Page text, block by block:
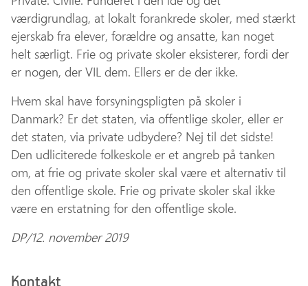
værdigrundlag, at lokalt forankrede skoler, med stærkt
ejerskab fra elever, forældre og ansatte, kan noget
helt særligt. Frie og private skoler eksisterer, fordi der
er nogen, der VIL dem. Ellers er de der ikke.
Hvem skal have forsyningspligten på skoler i
Danmark? Er det staten, via offentlige skoler, eller er
det staten, via private udbydere? Nej til det sidste!
Den udliciterede folkeskole er et angreb på tanken
om, at frie og private skoler skal være et alternativ til
den offentlige skole. Frie og private skoler skal ikke
være en erstatning for den offentlige skole.
DP/12. november 2019
Kontakt